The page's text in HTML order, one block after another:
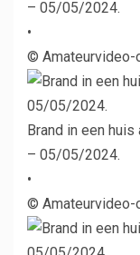
– 05/05/2024.
•
© Amateurvideo-
Brand in een
– 05/05/2024.
•
© Amateurvideo-